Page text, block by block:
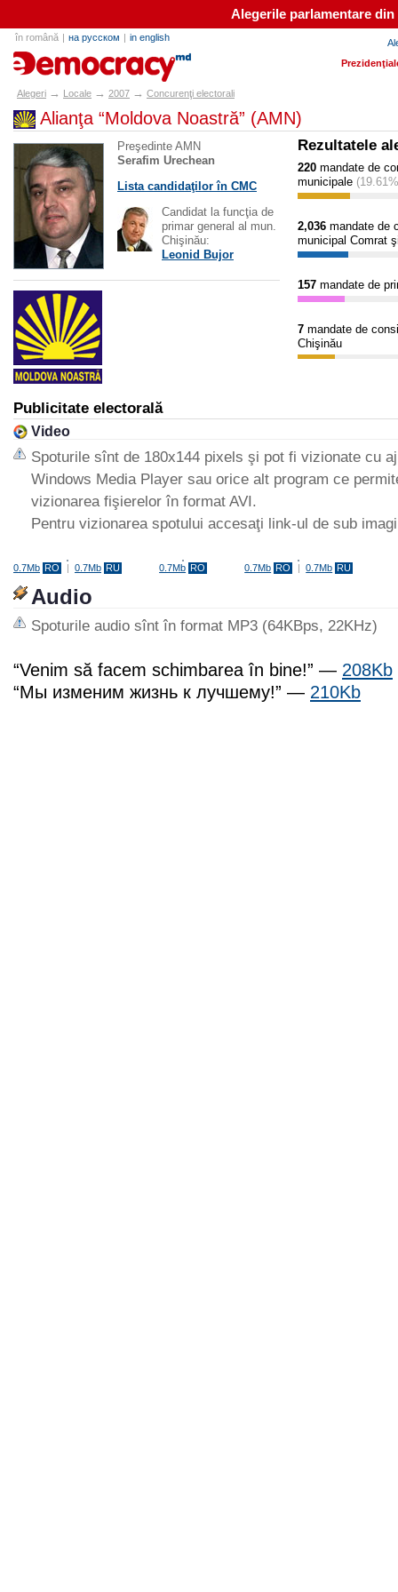
Alegerile parlamentare
în română | на русском | in english
alegeri.md
Alegeri → Locale → 2007 → Concurenţi electorali
Alianţa “Moldova Noastră” (AMN)
Preşedinte AMN
Serafim Urechean
Lista candidaţilor în CMC
Candidat la funcţia de
primar general al mun.
Chişinău:
Leonid Bujor
Rezultatele
220mandate de
municipale
2,036mandate de
municipal Comrat
157mandate de
7mandate de
Chişinău
Publicitate electorală
Video
Spoturile sînt de 180x144 pixels şi pot fi vizionate cu
Windows Media Player sau orice alt program ce
vizionarea fişierelor în format AVI.
Pentru vizionarea spotului accesaţi link-ul de sub
0.7Mb RO 0.7Mb RU 0.7Mb RO 0.7Mb RO |0.7Mb RU
Audio
Spoturile audio sînt în format MP3 (64KBps, 22KHz)
“Venim să facem schimbarea în bine!” — 208Kb
“Мы изменим жизнь к лучшему!” — 210Kb